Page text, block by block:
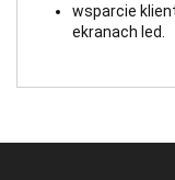
wsparcie
ekranach led.